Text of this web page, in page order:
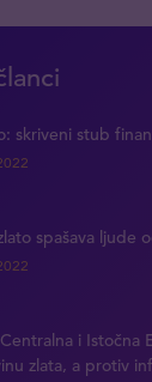
skriveni stub
spašava ljude
i Istočna
zlata, a protiv